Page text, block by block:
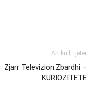
Artikulli tjetër
Zjarr Televizion:Zbardhi –
KURIOZITETE